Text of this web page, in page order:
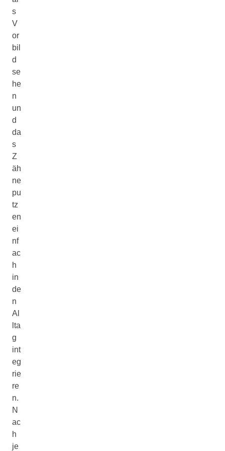
s
V
or
bil
d
se
he
n
un
d
da
s
Z
äh
ne
pu
tz
en
ei
nf
ac
h
in
de
n
Al
lta
g
int
eg
rie
re
n.
N
ac
h
je